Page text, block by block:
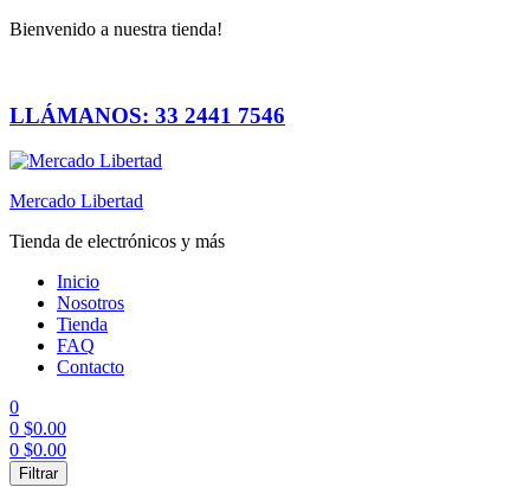
Bienvenido a nuestra tienda!
LLÁMANOS: 33 2441 7546
Mercado Libertad
Tienda de electrónicos y más
Inicio
Nosotros
Tienda
FAQ
Contacto
0
0 $0.00
0 $0.00
Menú
Filtrar